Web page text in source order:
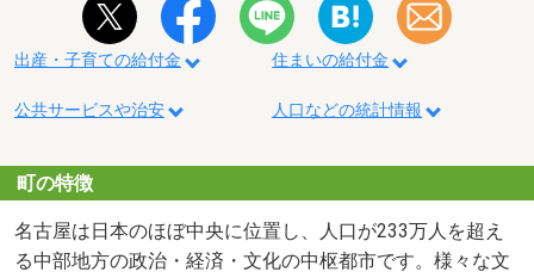
出産・子育ての給付金 住まいの給付金
公共サービスや治安 人口などの統計情報
町の特徴
名古屋は日本のほぼ中央に位置し、人口が233万人を超え
る中部地方の政治・経済・文化の中枢都市です。様々な文